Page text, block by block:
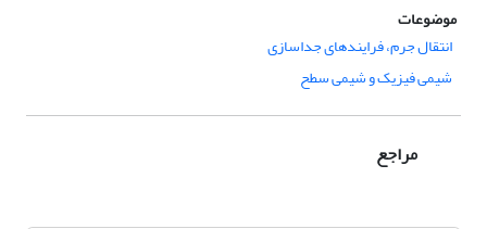
موضوعات
انتقال جرم، فرایندهای جداسازی
شیمی فیزیک و شیمی سطح
مراجع